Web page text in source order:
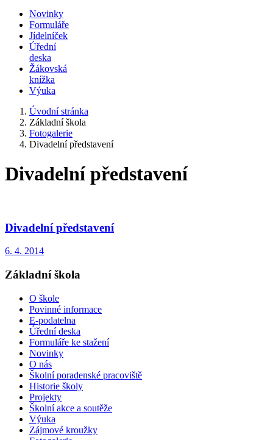
Novinky
Formuláře
Jídelníček
Úřední
deska
Žákovská
knížka
Výuka
Úvodní stránka
Základní škola
Fotogalerie
Divadelní představení
Divadelní představení
Divadelní představení
6. 4. 2014
Základní škola
O škole
Povinné informace
E-podatelna
Úřední deska
Formuláře ke stažení
Novinky
O nás
Školní poradenské pracoviště
Historie školy
Projekty
Školní akce a soutěže
Výuka
Zájmové kroužky